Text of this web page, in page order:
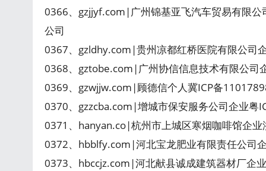
0366、gzjjyf.com|广州锦基亚飞汽车贸易有限
公司
0367、gzldhy.com|贵州凉都红桥医院有限公司
0368、gztobe.com|广州协信信息技术有限公司
0369、gzwjjw.com|顾德信个人冀ICP备
0370、gzzcba.com|增城市保安服务公司企业粤
0371、hanyan.co|杭州市上城区寒烟咖啡馆企
0372、hbblfy.com|河北宝龙肥业有限责任公司
0373、hbccjz.com|河北献县诚成建筑器材厂企